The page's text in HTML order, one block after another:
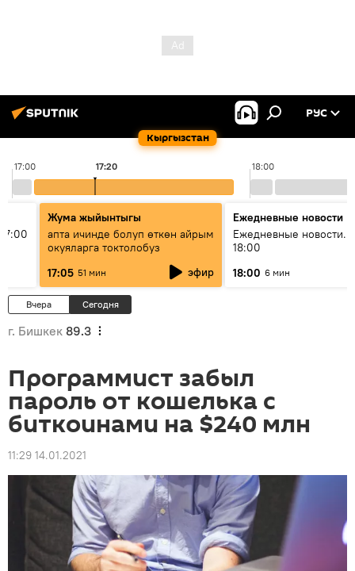
Кыргызстан
РУС
17:00 18:00
17:20
Жума жыйынтыгы
апта ичинде болуп өткөн айрым
окуяларга токтолобуз
17:05 51 мин эфир
Ежедневные новости
Ежедневные новости.
18:00
18:00 6 мин
Вчера Сегодня
г. Бишкек 89.3
Программист забыл
пароль от кошелька с
биткоинами на $240 млн
11:29 14.01.2021